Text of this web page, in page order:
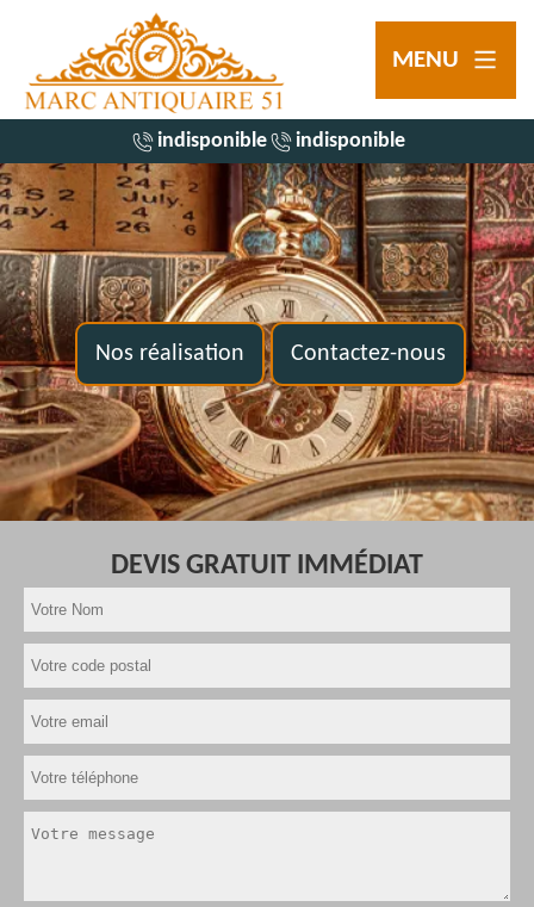
MENU
indisponible indisponible
Nos réalisation Contactez-nous
DEVIS GRATUIT IMMÉDIAT